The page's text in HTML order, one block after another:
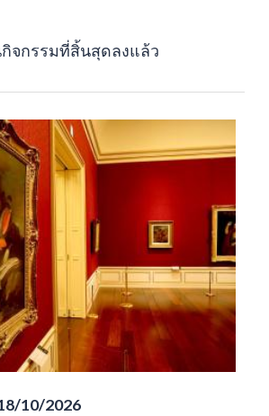
จกรรมที่สิ้นสุดลงแล้ว
10/2026